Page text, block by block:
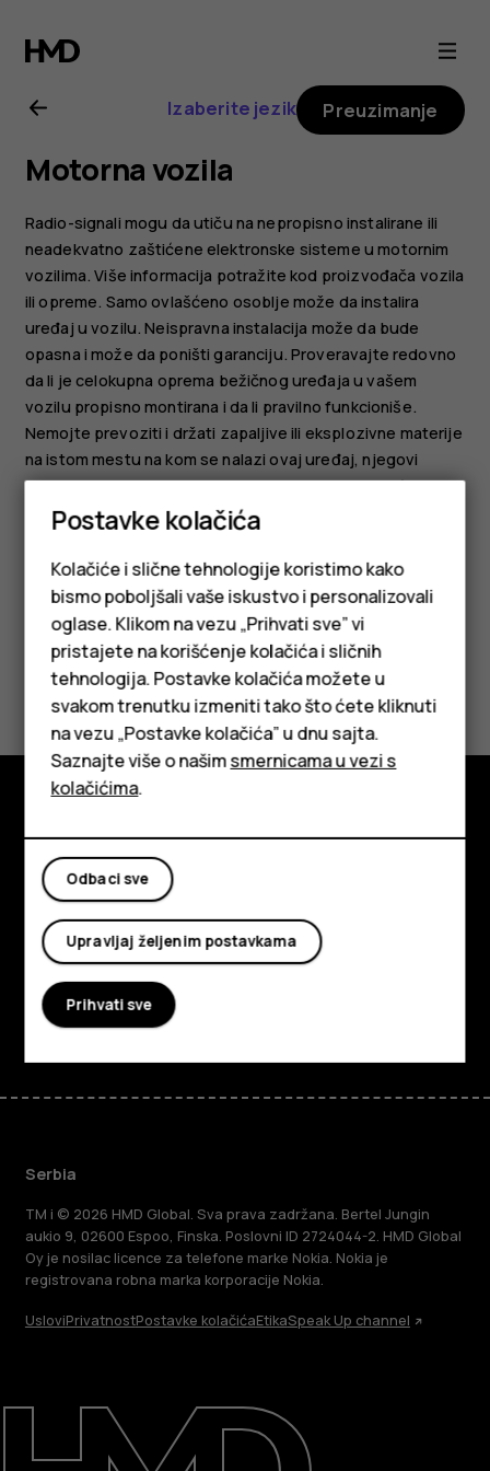
Упутство
за
корисника
телефона
Nokia
C32
Pametni telefoni
Klasični telefoni
Tableti
O kompaniji
Izaberite jezik Preuzimanje
Motorna vozila
Radio-signali mogu da utiču na nepropisno instalirane ili
neadekvatno zaštićene elektronske sisteme u motornim
vozilima. Više informacija potražite kod proizvođača vozila
ili opreme. Samo ovlašćeno osoblje može da instalira
uređaj u vozilu. Neispravna instalacija može da bude
opasna i može da poništi garanciju. Proveravajte redovno
da li je celokupna oprema bežičnog uređaja u vašem
vozilu propisno montirana i da li pravilno funkcioniše.
Nemojte prevoziti i držati zapaljive ili eksplozivne materije
na istom mestu na kom se nalazi ovaj uređaj, njegovi
delovi i dodatna oprema. Ne postavljajte svoj uređaj ili
dodatnu opremu u zonu oslobađanja vazdušnog jastuka.
Da li vam je ovo bilo korisno?
Da Ne
Istražite
O kompaniji
Planet and people
Podrška
FacebookInstagram
Tiktok
Serbia
TM i © 2026 HMD Global. Sva prava zadržana. Bertel Jungin
aukio 9, 02600 Espoo, Finska. Poslovni ID 2724044-2. HMD Global
Oy je nosilac licence za telefone marke Nokia. Nokia je
registrovana robna marka korporacije Nokia.
UsloviPrivatnostPostavke kolačićaEtikaSpeak Up channel
Postavke kolačića
Kolačiće i slične tehnologije koristimo kako
bismo poboljšali vaše iskustvo i personalizovali
oglase. Klikom na vezu „Prihvati sve” vi
pristajete na korišćenje kolačića i sličnih
tehnologija. Postavke kolačića možete u
svakom trenutku izmeniti tako što ćete kliknuti
na vezu „Postavke kolačića” u dnu sajta.
Saznajte više o našimsmernicama u vezi s
kolačićima.
Odbaci sve
Upravljaj željenim postavkama
Prihvati sve